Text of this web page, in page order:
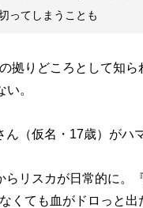
ってしまうことも
拠りどころとして知
。
（仮名・17歳）がハ
らリスカが日常的に。
くても血がドロっと